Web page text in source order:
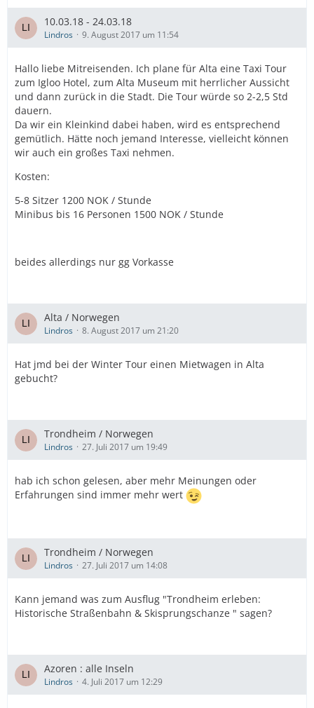
10.03.18 - 24.03.18
Lindros 9. August 2017 um 11:54
Hallo liebe Mitreisenden. Ich plane für Alta eine Taxi Tour
zum Igloo Hotel, zum Alta Museum mit herrlicher Aussicht
und dann zurück in die Stadt. Die Tour würde so 2-2,5 Std
dauern.
Da wir ein Kleinkind dabei haben, wird es entsprechend
gemütlich. Hätte noch jemand Interesse, vielleicht können
wir auch ein großes Taxi nehmen.
Kosten:
5-8 Sitzer 1200 NOK / Stunde
Minibus bis 16 Personen 1500 NOK / Stunde
beides allerdings nur gg Vorkasse
Alta / Norwegen
Lindros 8. August 2017 um 21:20
Hat jmd bei der Winter Tour einen Mietwagen in Alta
gebucht?
Trondheim / Norwegen
Lindros 27. Juli 2017 um 19:49
hab ich schon gelesen, aber mehr Meinungen oder
Erfahrungen sind immer mehr wert
Trondheim / Norwegen
Lindros 27. Juli 2017 um 14:08
Kann jemand was zum Ausflug "Trondheim erleben:
Historische Straßenbahn & Skisprungschanze " sagen?
Azoren : alle Inseln
Lindros 4. Juli 2017 um 12:29